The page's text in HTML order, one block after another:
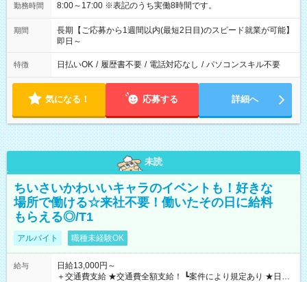
勤務時間 8:00～17:00 ※表記のうち実働8時間です。
期間
長期【ご応募から1週間以内(最短2日目)のスピード就業が可能】
即日～
特徴 日払いOK / 履歴書不要 / 電話対応なし / パソコンスキル不要
気になる！ 応募する 詳細へ
未読
ちいさいかわいいキャラのイベントも！好きな
場所で働ける☆来社不要！働いたその日に給料
もらえる◎/T1
アルバイト 職種未経験OK
給与
日給13,000円～
＋交通費支給 ★交通費全額支給！ ┗案件により規定あり ★日払